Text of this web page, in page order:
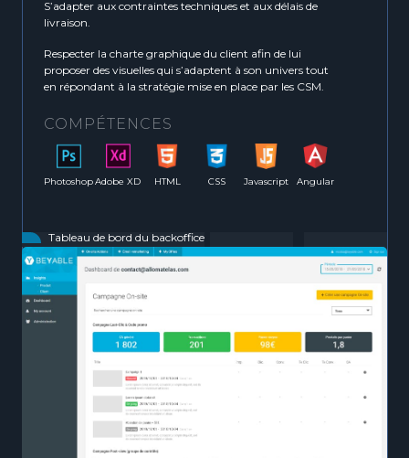
S’adapter aux contraintes techniques et aux délais de
livraison.
Respecter la charte graphique du client afin de lui
proposer des visuelles qui s’adaptent à son univers tout
en répondant à la stratégie mise en place par les CSM.
COMPÉTENCES
PhotoshopAdobe XD HTML CSS Javascript Angular
Tableau de bord du backoffice